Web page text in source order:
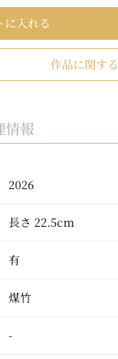
に入れる
作品に関す
情報
2026
長さ 22.5cm
有
煤竹
-